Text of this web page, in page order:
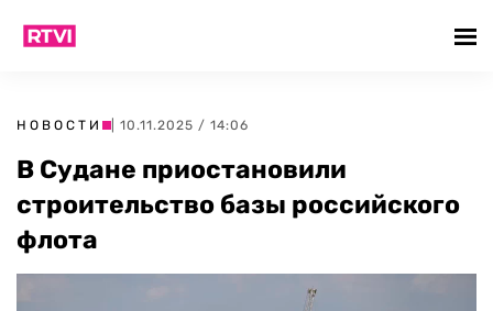
НОВОСТИ | 10.11.2025 / 14:06
В Судане приостановили
строительство базы российского
флота